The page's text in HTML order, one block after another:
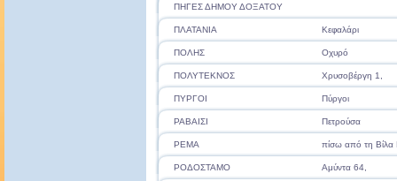
ΠΗΓΕΣ ΔΗΜΟΥ ΔΟΞΑΤΟΥ
ΠΛΑΤΑΝΙΑ Κεφαλάρι
ΠΟΛΗΣ Οχυρό
ΠΟΛΥΤΕΚΝΟΣ Χρυσοβέργη 1,
ΠΥΡΓΟΙ Πύργοι
ΡΑΒΑΙΣΙ Πετρούσα
ΡΕΜΑ πίσω από τη Βίλα
ΡΟΔΟΣΤΑΜΟ Αμύντα 64,